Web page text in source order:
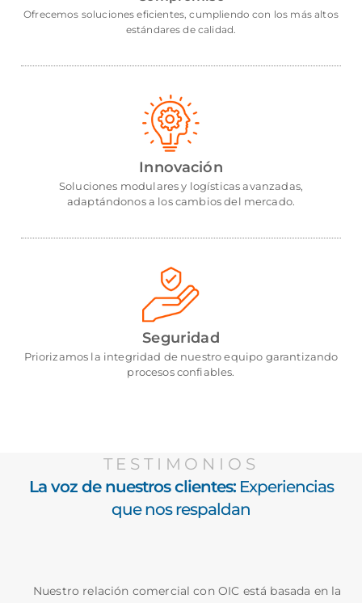
Ofrecemos soluciones eficientes, cumpliendo con los más altos
estándares de calidad.
Innovación
Soluciones modulares y logísticas avanzadas,
adaptándonos a los cambios del mercado.
Seguridad
Priorizamos la integridad de nuestro equipo garantizando
procesos confiables.
TESTIMONIOS
La voz de nuestros clientes:Experiencias
que nos respaldan
Nuestro relación comercial con OIC está basada en la